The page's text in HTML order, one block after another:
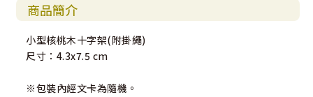
商品簡介
小型核桃木十字架(附掛繩)
尺寸：4.3x7.5 cm
※包裝內經文卡為隨機。